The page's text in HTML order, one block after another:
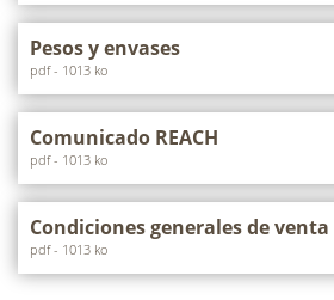
Pesos y envases
pdf - 1013 ko
Comunicado REACH
pdf - 1013 ko
Condiciones generales de venta
pdf - 1013 ko